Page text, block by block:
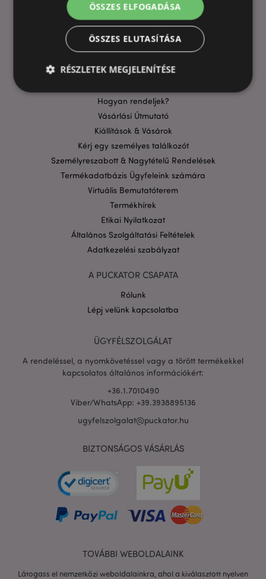
HASZNOS LINKEK
GYIK
Aktuális Promócióink
Hogyan rendeljek?
Vásárlási Útmutató
Kiállítások & Vásárok
Kérj egy személyes találkozót
Személyreszabott & Nagytételű Rendelések
Termékadatbázis Ügyfeleink számára
Virtuális Bemutatóterem
Termékhírek
Etikai Nyilatkozat
Általános Szolgáltatási Feltételek
Adatkezelési szabályzat
A PUCKATOR CSAPATA
Rólunk
Lépj velünk kapcsolatba
ÜGYFÉLSZOLGÁLAT
A rendeléssel, a nyomkövetéssel vagy a törött termékekkel
kapcsolatos általános információkért:
+36.1.7010490
Viber/WhatsApp: +39.3938895136
ugyfelszolgalat@puckator.hu
BIZTONSÁGOS VÁSÁRLÁS
TOVÁBBI WEBOLDALAINK
Látogass el nemzetközi weboldalainkra, ahol a kiválasztott nyelven
ÖSSZES ELFOGADÁSA
ÖSSZES ELUTASÍTÁSA
RÉSZLETEK MEGJELENÍTÉSE
Elengedhetetlenül szükséges
Funkcionalitás
lehetővé teszik a webhely alapvető funkcióit,
például a felhasználói bejelentkezést és a
fiókkezelést. A weboldal nem használható
megfelelően a feltétlenül szükséges sütik nélkül.
CookieScriptConsent
CookieScript
puckator.hu
Google